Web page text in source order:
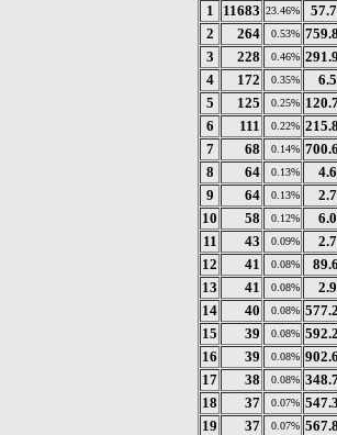
1
11683 23.46%
2 264 0.53%
3 228 0.46%
4 172 0.35%
5 125 0.25%
6 111 0.22%
7 68 0.14%
8 64 0.13%
9 64 0.13%
10 58 0.12%
11 43 0.09%
12 41 0.08%
13 41 0.08%
14 40 0.08%
15 39 0.08%
16 39 0.08%
17 38 0.08%
18 37 0.07%
19 37 0.07%